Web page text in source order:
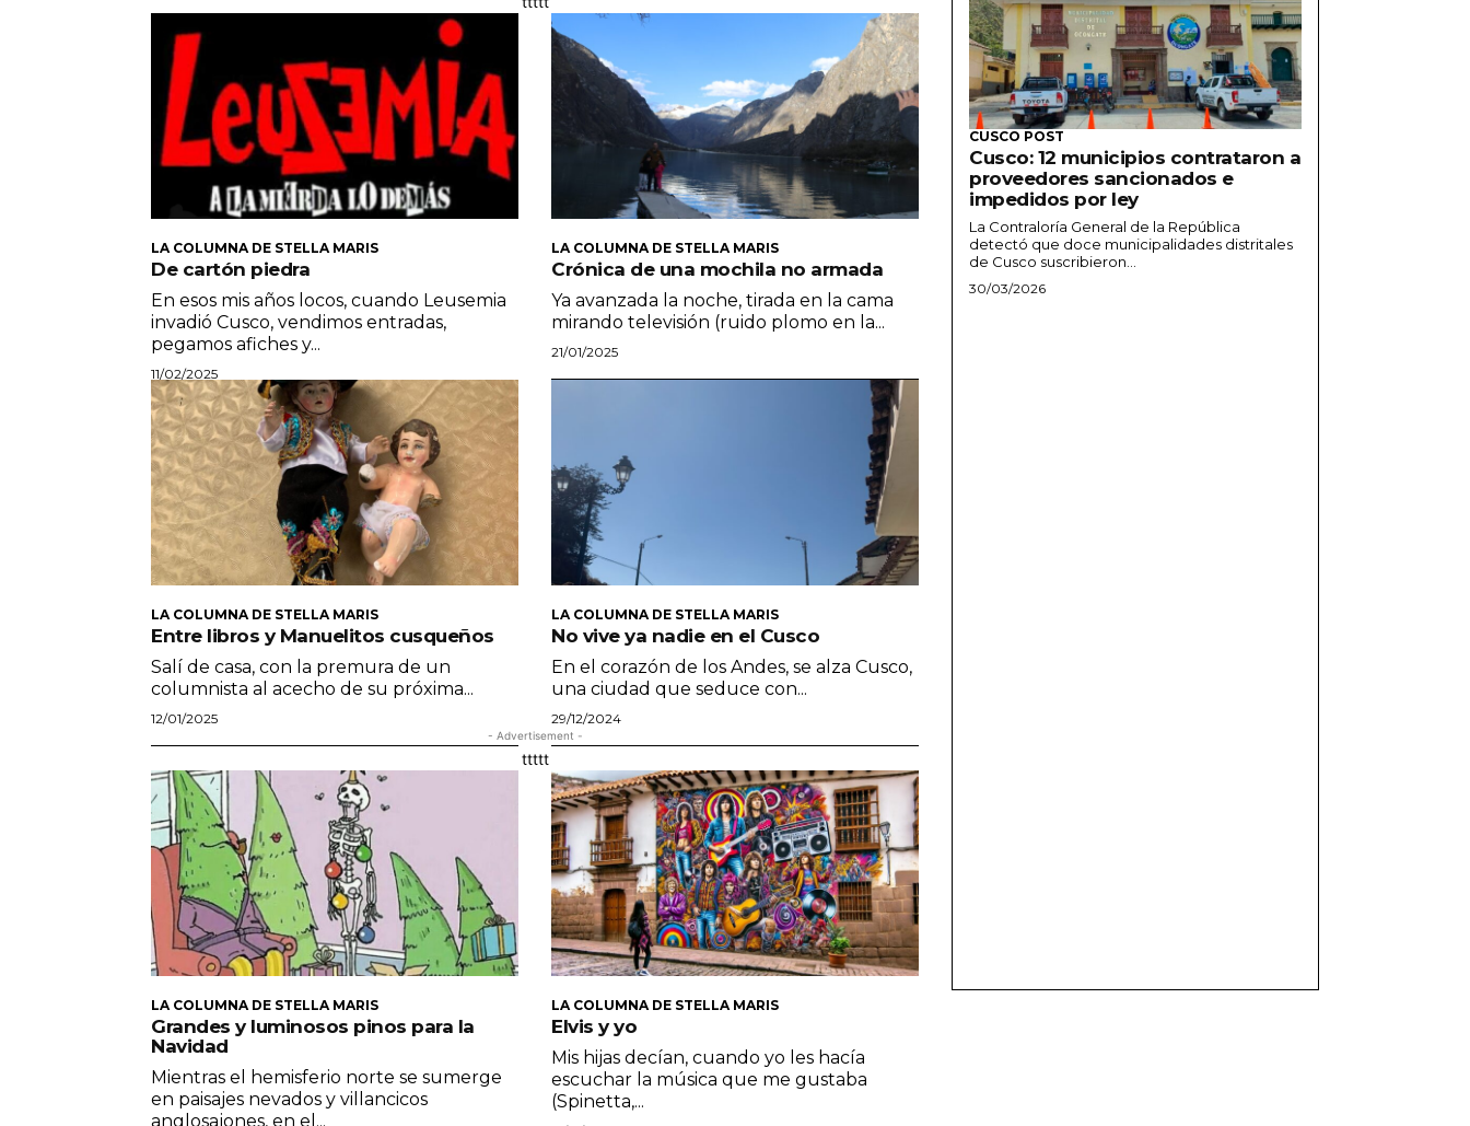
LA COLUMNA DE STELLA MARIS
De cartón piedra
En esos mis años locos, cuando Leusemia
invadió Cusco, vendimos entradas,
pegamos afiches y...
11/02/2025
LA COLUMNA DE STELLA MARIS
Crónica de una mochila no armada
Ya avanzada la noche, tirada en la cama
mirando televisión (ruido plomo en la...
21/01/2025
LA COLUMNA DE STELLA MARIS
Entre libros y Manuelitos cusqueños
Salí de casa, con la premura de un
columnista al acecho de su próxima...
12/01/2025
LA COLUMNA DE STELLA MARIS
No vive ya nadie en el Cusco
En el corazón de los Andes, se alza Cusco,
una ciudad que seduce con...
29/12/2024
- Advertisement -
ttttt
LA COLUMNA DE STELLA MARIS
Grandes y luminosos pinos para la
Navidad
Mientras el hemisferio norte se sumerge
en paisajes nevados y villancicos
anglosajones, en el...
LA COLUMNA DE STELLA MARIS
Elvis y yo
Mis hijas decían, cuando yo les hacía
escuchar la música que me gustaba
(Spinetta,...
CUSCO POST
Cusco: 12 municipios contrataron a
proveedores sancionados e
impedidos por ley
La Contraloría General de la República
detectó que doce municipalidades distritales
de Cusco suscribieron...
30/03/2026